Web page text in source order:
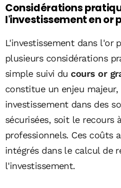
Considérations
l'investissement en or
L'investissement dans l'or
plusieurs considérations
simple suivi ducours or
constitue un enjeu
investissement dans des
sécurisées, soit le recours
professionnels. Ces coûts
intégrés dans le calcul de
l'investissement.